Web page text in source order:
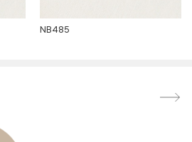
NB485